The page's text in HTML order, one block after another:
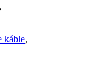
,
káble,